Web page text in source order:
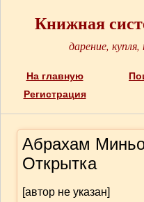
Книжная
дарение,
На главную
Регистрация
Абрахам
Открытка
[автор не указан]